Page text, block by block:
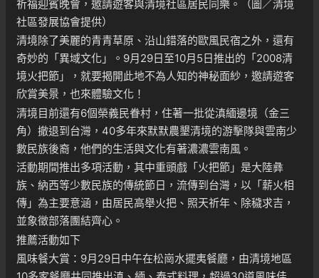
祈福迎賓晚會，邀請遊客與清境社區居民同樂。（圖／清境
社區發展協會提供）
清境除了美麗的青青草原、沿山錯落的歐風民宿之外，還有
奇妙的「異域文化」。9月29日至10月5日推出的「2008清
境火把節」，就要揭開此地不為人知的神秘面紗，邀請遊客
欣賞美景，也來體驗文化！
清境目前還有6個榮義民眷村，住著一批從滇緬邊境（金三
角）撤退到台灣，40多年來默默農墾清境的游擊隊與雲南少
數民族後裔，他們的生活與文化有著濃濃雲南風。
活動期間推出多項活動，其中重頭戲「火把節」是大陸彝
族、納西等少數民族的傳統節日，流傳到台灣，以「薪火相
傳」為主要意涵，由居民高舉火把、照天祈年、除穢求吉，
並象徵部落團結齊心。
推薦活動如下
風味餐大賞：9月29日中午在松崗水擺夷餐廳，由清境地區